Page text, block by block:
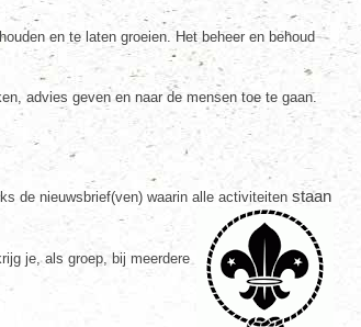
en te laten groeien. Het beheer en behoud
advies geven en naar de mensen toe te gaan.
de nieuwsbrief(ven) waarin alle activiteiten staan
je, als groep, bij meerdere